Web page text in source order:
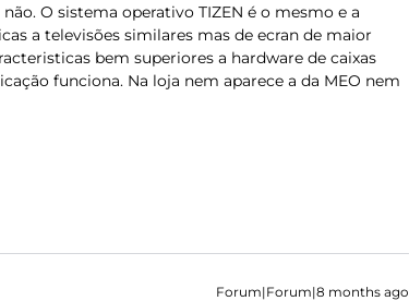
O sistema operativo TIZEN é o mesmo e a
a televisões similares mas de ecran de maior
bem superiores a hardware de caixas
funciona. Na loja nem aparece a da MEO nem
Forum|Forum|8 months ago